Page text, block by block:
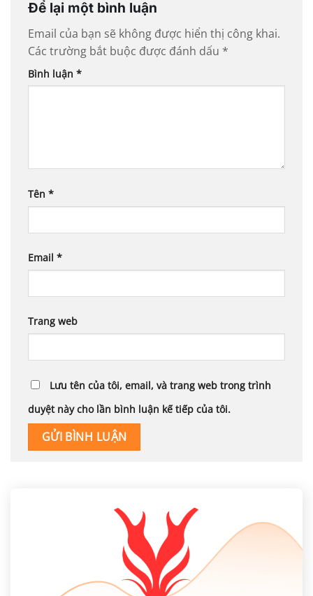
Để lại một bình luận
Email của bạn sẽ không được hiển thị công khai.
Các trường bắt buộc được đánh dấu *
Bình luận *
Tên *
Email *
Trang web
Lưu tên của tôi, email, và trang web trong trình
duyệt này cho lần bình luận kế tiếp của tôi.